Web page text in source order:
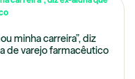
minha carreira”, diz
de varejo farmacêutico